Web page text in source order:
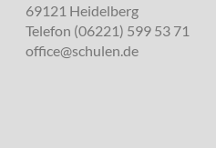
69121 Heidelberg
Telefon (06221) 599 53 71
office@schulen.de